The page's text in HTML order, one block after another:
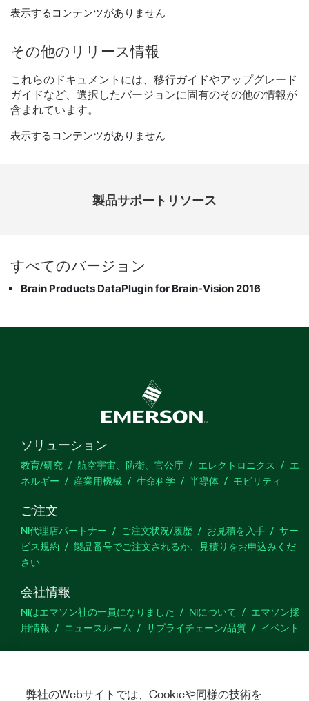
表示するコンテンツがありません
その他の リリース情報
これらの ドキュメント には、 移行ガイドやアップグレード
ガイドなど、 選択 したバージョンに固有のその他の情報が
含 まれてい ます。
表示するコンテンツがありません
製品​サポート​リソース
すべてのバージョン
Brain Products DataPlugin for Brain-Vision 2016
ソリューション
教育/研究 航空宇宙、防衛、官公庁 エレクトロニクス
エ
ネルギー
産業用機械 生命科学 半導体 モビリティ
ご注文
NI代理店パートナー ご注文状況/履歴 お見積を入手
サー
ビス規約
製品番号でご注文されるか、見積りをお申込みくだ
さい
会社情報
NIはエマソン社の一員になりました NIについて
エマソン採
用情報
ニュースルーム サプライチェーン/品質 イベント
サポート
ム
製品のアクティブ化 サポートリクエスト サイトに関
弊社のWebサイトでは、Cookieや同様の技術を